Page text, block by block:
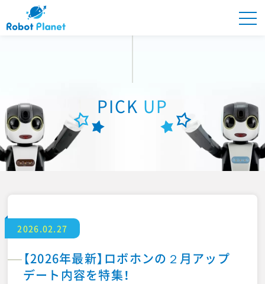
商品紹介
PICK UP
ONLINE STORE
ロボプラオーナーズ
PICK UP
2026.02.27
【2026年最新】ロボホンの２月アップ
デート内容を特集！